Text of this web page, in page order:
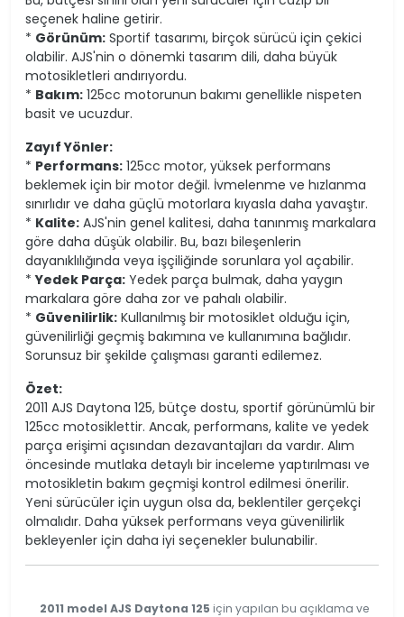
seçenek haline getirir.
* Görünüm: Sportif tasarımı, birçok sürücü için çekici
olabilir. AJS'nin o dönemki tasarım dili, daha büyük
motosikletleri andırıyordu.
* Bakım: 125cc motorunun bakımı genellikle nispeten
basit ve ucuzdur.
Zayıf Yönler:
* Performans: 125cc motor, yüksek performans
beklemek için bir motor değil. İvmelenme ve hızlanma
sınırlıdır ve daha güçlü motorlara kıyasla daha yavaştır.
* Kalite: AJS'nin genel kalitesi, daha tanınmış markalara
göre daha düşük olabilir. Bu, bazı bileşenlerin
dayanıklılığında veya işçiliğinde sorunlara yol açabilir.
*Yedek Parça: Yedek parça bulmak, daha yaygın
markalara göre daha zor ve pahalı olabilir.
* Güvenilirlik: Kullanılmış bir motosiklet olduğu için,
güvenilirliği geçmiş bakımına ve kullanımına bağlıdır.
Sorunsuz bir şekilde çalışması garanti edilemez.
Özet:
2011 AJS Daytona 125, bütçe dostu, sportif görünümlü bir
125cc motosiklettir. Ancak, performans, kalite ve yedek
parça erişimi açısından dezavantajları da vardır. Alım
öncesinde mutlaka detaylı bir inceleme yaptırılması ve
motosikletin bakım geçmişi kontrol edilmesi önerilir.
Yeni sürücüler için uygun olsa da, beklentiler gerçekçi
olmalıdır. Daha yüksek performans veya güvenilirlik
bekleyenler için daha iyi seçenekler bulunabilir.
2011 model AJS Daytona 125 için yapılan bu açıklama ve